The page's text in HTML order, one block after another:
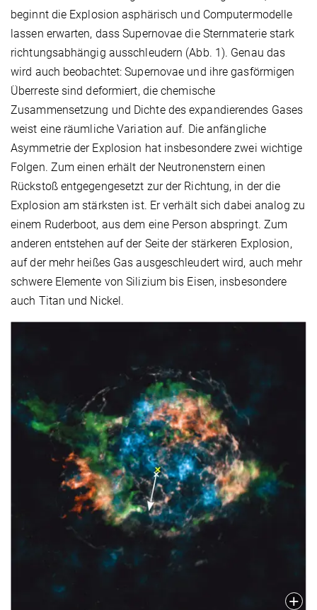
beginnt die Explosion asphärisch und Computermodelle
lassen erwarten, dass Supernovae die Sternmaterie stark
richtungsabhängig ausschleudern (Abb. 1). Genau das
wird auch beobachtet: Supernovae und ihre gasförmigen
Überreste sind deformiert, die chemische
Zusammensetzung und Dichte des expandierendes Gases
weist eine räumliche Variation auf. Die anfängliche
Asymmetrie der Explosion hat insbesondere zwei wichtige
Folgen. Zum einen erhält der Neutronenstern einen
Rückstoß entgegengesetzt zur der Richtung, in der die
Explosion am stärksten ist. Er verhält sich dabei analog zu
einem Ruderboot, aus dem eine Person abspringt. Zum
anderen entstehen auf der Seite der stärkeren Explosion,
auf der mehr heißes Gas ausgeschleudert wird, auch mehr
schwere Elemente von Silizium bis Eisen, insbesondere
auch Titan und Nickel.